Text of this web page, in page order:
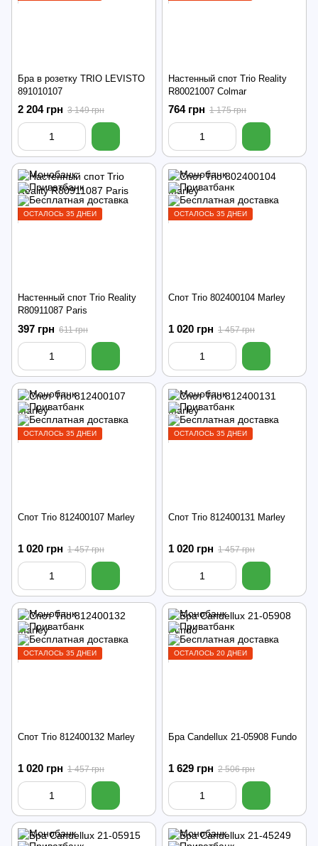
Бра в розетку TRIO LEVISTO
891010107
2 204 грн 3 149 грн
Настенный спот Trio Reality
R80021007 Colmar
764 грн 1 175 грн
ОСТАЛОСЬ 35 ДНЕЙ
Настенный спот Trio Reality
R80911087 Paris
397 грн 611 грн
ОСТАЛОСЬ 35 ДНЕЙ
Спот Trio 802400104 Marley
1 020 грн 1 457 грн
ОСТАЛОСЬ 35 ДНЕЙ
Спот Trio 812400107 Marley
1 020 грн 1 457 грн
ОСТАЛОСЬ 35 ДНЕЙ
Спот Trio 812400131 Marley
1 020 грн 1 457 грн
ОСТАЛОСЬ 35 ДНЕЙ
Спот Trio 812400132 Marley
1 020 грн 1 457 грн
ОСТАЛОСЬ 20 ДНЕЙ
Бра Candellux 21-05908 Fundo
1 629 грн 2 506 грн